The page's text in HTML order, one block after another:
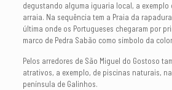
degustando alguma iguaria local, a exemplo
arraia. Na sequência tem a Praia da
última onde os Portugueses chegaram por
marco de Pedra Sabão como símbolo da
Pelos arredores de São Miguel do Gostoso
atrativos, a exemplo, de piscinas naturais,
península de Galinhos.